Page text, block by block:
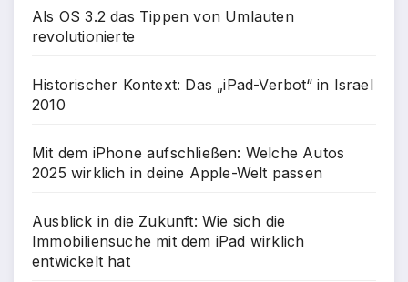
Als OS 3.2 das Tippen von Umlauten
revolutionierte
Historischer Kontext: Das „iPad-Verbot“ in Israel
2010
Mit dem iPhone aufschließen: Welche Autos
2025 wirklich in deine Apple-Welt passen
Ausblick in die Zukunft: Wie sich die
Immobiliensuche mit dem iPad wirklich
entwickelt hat